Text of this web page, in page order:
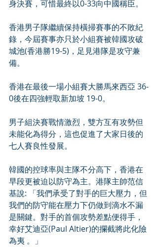
身決賽，可惜最終以0-33向中國稱臣。
香港男子隊繼續保持橫掃賽事的不敗紀
錄，今屆賽事亦只於小組賽被韓國攻破
城池(香港勝19-5)，足見港隊是攻守兼
備。
香港在最後一場小組賽大勝馬來西亞 36-
0後在四強輕取新加坡 19-0。
男子組決賽戰情激烈，雙方互有攻勢但
未能化為得分，這也促進了大家日後的
七人賽良性發展。
韓國的控球率與主隊不分高下，香港在
早段更被迫以防守為主。港隊主帥范信
基說: 「我們承受了對手的巨大壓力，但
我們的防守能在壓力下仍做到滴水不漏
是關鍵。對手的首個攻勢差點便得手，
幸好艾迪亞(Paul Altier)的攔截將此化險
為夷 。」